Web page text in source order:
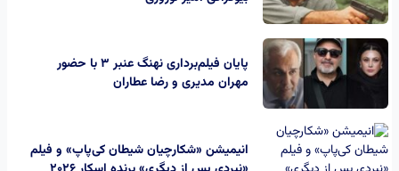
پایان فیلم‌برداری نهنگ عنبر ۳ با حضور
مهران مدیری و رضا عطاران
انیمیشن «شکارچیان شیطان کی‌پاپ» و فیلم